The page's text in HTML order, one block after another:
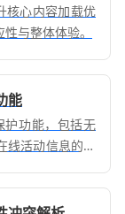
核心内容加载优
与整体体验。
能
护功能，包括无
线活动信息的暴